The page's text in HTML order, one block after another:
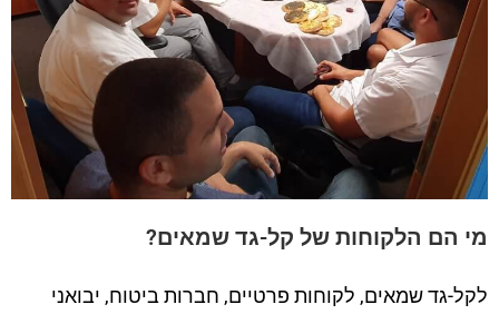
מי הם הלקוחות של קל-גד שמאים?
לקל-גד שמאים, לקוחות פרטיים, חברות ביטוח, יבואני